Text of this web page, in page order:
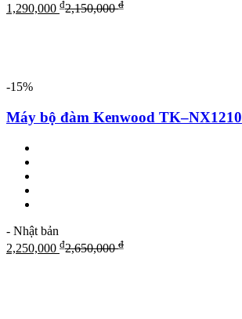
1,290,000 ₫2,150,000₫
-15%
Máy bộ đàm Kenwood TK–NX1210
- Nhật bản
2,250,000 ₫2,650,000₫